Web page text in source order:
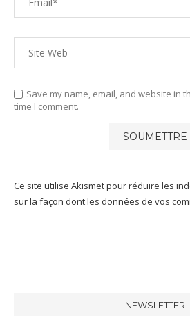
Save my name, email, and website in
time I comment.
Ce site utilise Akismet pour réduire les
sur la façon dont les données de vos
NEWSLETTER